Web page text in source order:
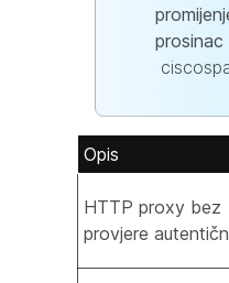
Opis
HTTP proxy bez
provjere